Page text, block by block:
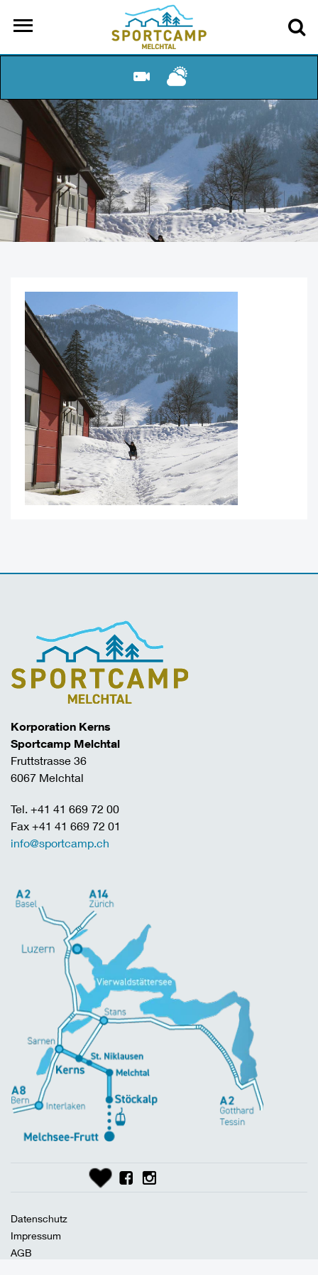
Korporation Kerns
Sportcamp Melchtal
Fruttstrasse 36
6067 Melchtal
Tel. +41 41 669 72 00
Fax +41 41 669 72 01
info@sportcamp.ch
Datenschutz
Impressum
AGB